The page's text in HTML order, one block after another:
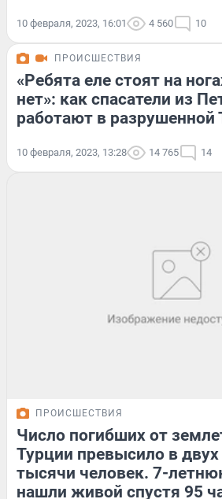
10 февраля, 2023, 16:01 4 560 10
ПРОИСШЕСТВИЯ
«Ребята еле стоят на
нет»: как спасатели из
работают в разрушенной
10 февраля, 2023, 13:28 14 765 14
ПРОИСШЕСТВИЯ
Число погибших от
Турции превысило в двух
тысячи человек. 7-
нашли живой спустя 95